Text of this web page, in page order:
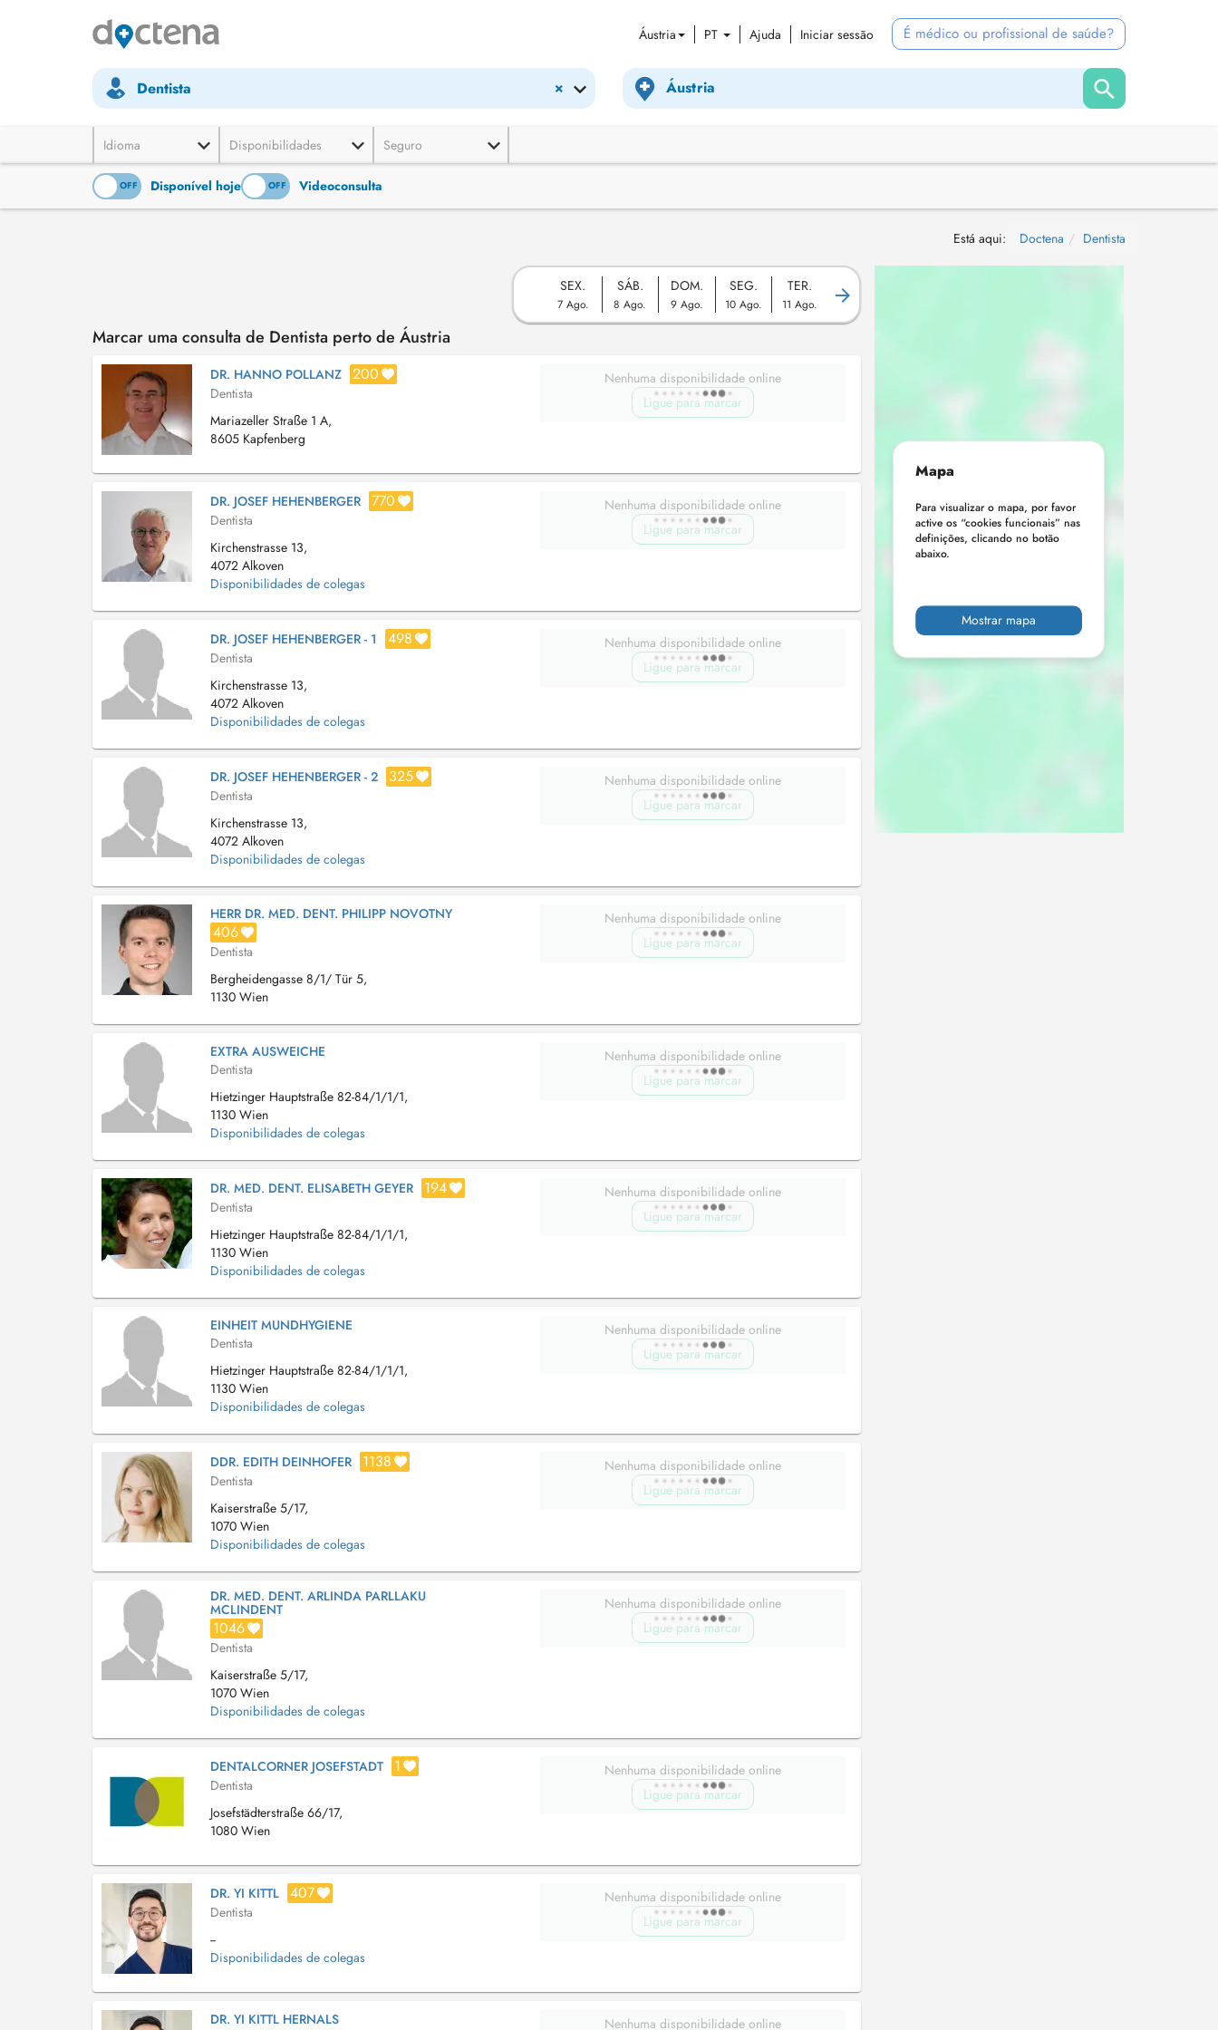
Áustria PT Ajuda Iniciar sessão É médico ou profissional de saúde?
×
Dentista
Idioma Disponibilidades Seguro
OFF Disponível hoje
ON OFF Videoconsulta
Está aqui: Doctena Dentista
SEX.
7 Ago.
SÁB.
8 Ago.
DOM.
9 Ago.
SEG.
10 Ago.
TER.
11 Ago.
Marcar uma consulta de Dentista perto de Áustria
DR. HANNO POLLANZ 200
Dentista
Mariazeller Straße 1 A,
8605 Kapfenberg
Nenhuma disponibilidade online
Ligue para marcar
DR. JOSEF HEHENBERGER 770
Dentista
Kirchenstrasse 13,
4072 Alkoven
Disponibilidades de colegas
Nenhuma disponibilidade online
Ligue para marcar
DR. JOSEF HEHENBERGER - 1 498
Dentista
Kirchenstrasse 13,
4072 Alkoven
Disponibilidades de colegas
Nenhuma disponibilidade online
Ligue para marcar
DR. JOSEF HEHENBERGER - 2 325
Dentista
Kirchenstrasse 13,
4072 Alkoven
Disponibilidades de colegas
Nenhuma disponibilidade online
Ligue para marcar
HERR DR. MED. DENT. PHILIPP NOVOTNY
406
Dentista
Bergheidengasse 8/1/ Tür 5,
1130 Wien
Nenhuma disponibilidade online
Ligue para marcar
EXTRA AUSWEICHE
Dentista
Hietzinger Hauptstraße 82-84/1/1/1,
1130 Wien
Disponibilidades de colegas
Nenhuma disponibilidade online
Ligue para marcar
DR. MED. DENT. ELISABETH GEYER 194
Dentista
Hietzinger Hauptstraße 82-84/1/1/1,
1130 Wien
Disponibilidades de colegas
Nenhuma disponibilidade online
Ligue para marcar
EINHEIT MUNDHYGIENE
Dentista
Hietzinger Hauptstraße 82-84/1/1/1,
1130 Wien
Disponibilidades de colegas
Nenhuma disponibilidade online
Ligue para marcar
DDR. EDITH DEINHOFER 1138
Dentista
Kaiserstraße 5/17,
1070 Wien
Disponibilidades de colegas
Nenhuma disponibilidade online
Ligue para marcar
DR. MED. DENT. ARLINDA PARLLAKU
MCLINDENT
1046
Dentista
Kaiserstraße 5/17,
1070 Wien
Disponibilidades de colegas
Nenhuma disponibilidade online
Ligue para marcar
DENTALCORNER JOSEFSTADT 1
Dentista
Josefstädterstraße 66/17,
1080 Wien
Nenhuma disponibilidade online
Ligue para marcar
DR. YI KITTL 407
Dentista
--
Disponibilidades de colegas
Nenhuma disponibilidade online
Ligue para marcar
DR. YI KITTL HERNALS
Nenhuma disponibilidade online
Mapa
Para visualizar o mapa, por favor
active os “cookies funcionais” nas
definições, clicando no botão
abaixo.
Mostrar mapa